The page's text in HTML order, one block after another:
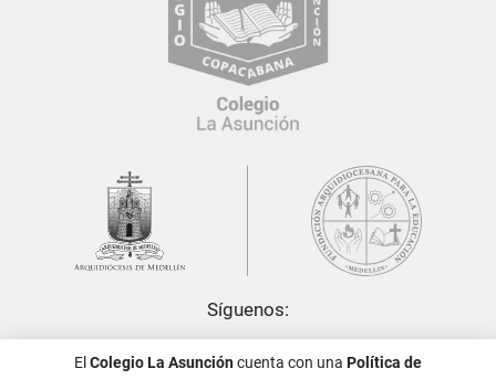
Síguenos:
El Colegio La Asuncióncuenta con una Política de